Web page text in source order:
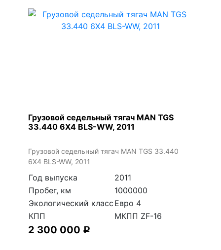
​Грузовой седельный тягач MAN TGS
33.440 6X4 BLS-WW, 2011
​Грузовой седельный тягач MAN TGS 33.440
6X4 BLS-WW, 2011
Год выпуска
2011
Пробег, км
1000000
Экологический класс Евро 4
КПП
МКПП ZF-16
2 300 000 Р